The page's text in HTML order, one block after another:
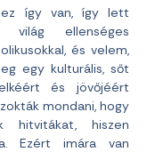
ez így van, így lett
világ ellenséges
és velem,
egy kulturális, sőt
és jövőjéért
mondani, hogy
hitvitákat, hiszen
Ezért imára van